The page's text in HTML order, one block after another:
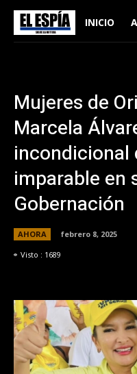
INICIO
Mujeres de
Marcela
incondicional
imparable en
Gobernación
AHORA
febrero 8, 2025
Visto : 1689